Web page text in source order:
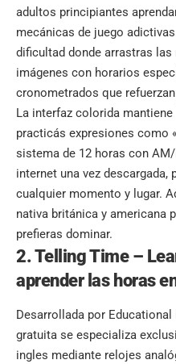
adultos principiantes
mecánicas de juego
dificultad donde arrastras
imágenes con horarios
cronometrados que
La interfaz colorida
practicás expresiones como
sistema de 12 horas con
internet una vez
cualquier momento y lugar.
nativa británica y americana
prefieras dominar.
2. Telling Time –
aprender las horas
Desarrollada por
gratuita se especializa
ingles mediante relojes